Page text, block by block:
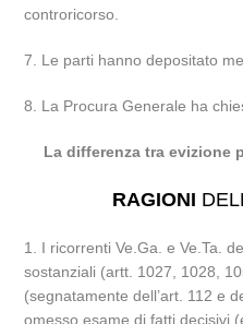
controricorso.
7. Le parti hanno depositato
8. La Procura Generale ha
La differenza tra evizione
RAGIONI
1. I ricorrenti Ve.Ga. e Ve.Ta.
sostanziali (artt. 1027, 1028,
(segnatamente dell’art. 112 e
omesso esame di fatti decisivi